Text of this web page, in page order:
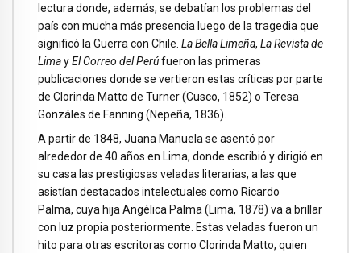
lectura donde, además, se debatían los problemas del
país con mucha más presencia luego de la tragedia que
significó la Guerra con Chile. La Bella Limeña, La Revista de
LimayEl Correo del Perúfueron las primeras
publicaciones donde se vertieron estas críticas por parte
de Clorinda Matto de Turner (Cusco, 1852) o Teresa
Gonzáles de Fanning (Nepeña, 1836).
A partir de 1848, Juana Manuela se asentó por
alrededor de 40 años en Lima, donde escribió y dirigió en
su casa las prestigiosas veladas literarias, a las que
asistían destacados intelectuales como Ricardo
Palma, cuya hija Angélica Palma (Lima, 1878) va a brillar
con luz propia posteriormente. Estas veladas fueron un
hito para otras escritoras como Clorinda Matto, quien